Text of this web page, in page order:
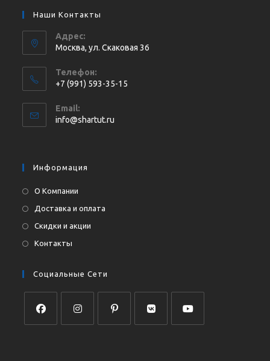
Наши Контакты
Адрес:
Москва, ул. Cкаковая 36
Телефон:
+7 (991) 593-35-15
в
вашем
Email:
info@shartut.ru
Информация
О Компании
Доставка и оплата
Скидки и акции
Контакты
Социальные Сети